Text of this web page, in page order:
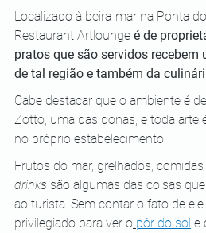
Localizado à beira-mar na Ponta
Restaurant Artlounge é de
pratos que são servidos recebem
de tal região e também da
Cabe destacar que o ambiente é
Zotto, uma das donas, e toda arte
no próprio estabelecimento.
Frutos do mar, grelhados,
drinks são algumas das coisas
ao turista. Sem contar o fato de
privilegiado para ver o pôr do sol e